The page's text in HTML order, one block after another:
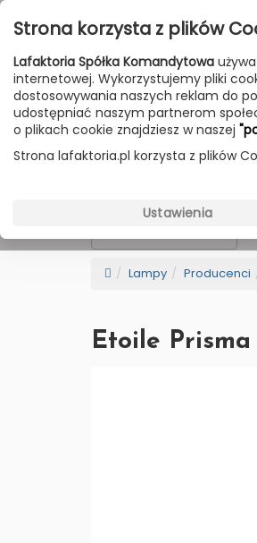
Przejdź do treści
Poniedziałek - Piątek
Sobota 10:00-14:00
HOME LAMPY
Lampy Producenci
Etoile Prisma
Strona korzysta z plików
Lafaktoria Spółka Komandytowa
internetowej. Wykorzystujemy pliki
dostosowywania naszych reklam do
udostępniać naszym partnerom
o plikach cookie znajdziesz w naszej
Strona lafaktoria.pl korzysta z plików
Ustawienia